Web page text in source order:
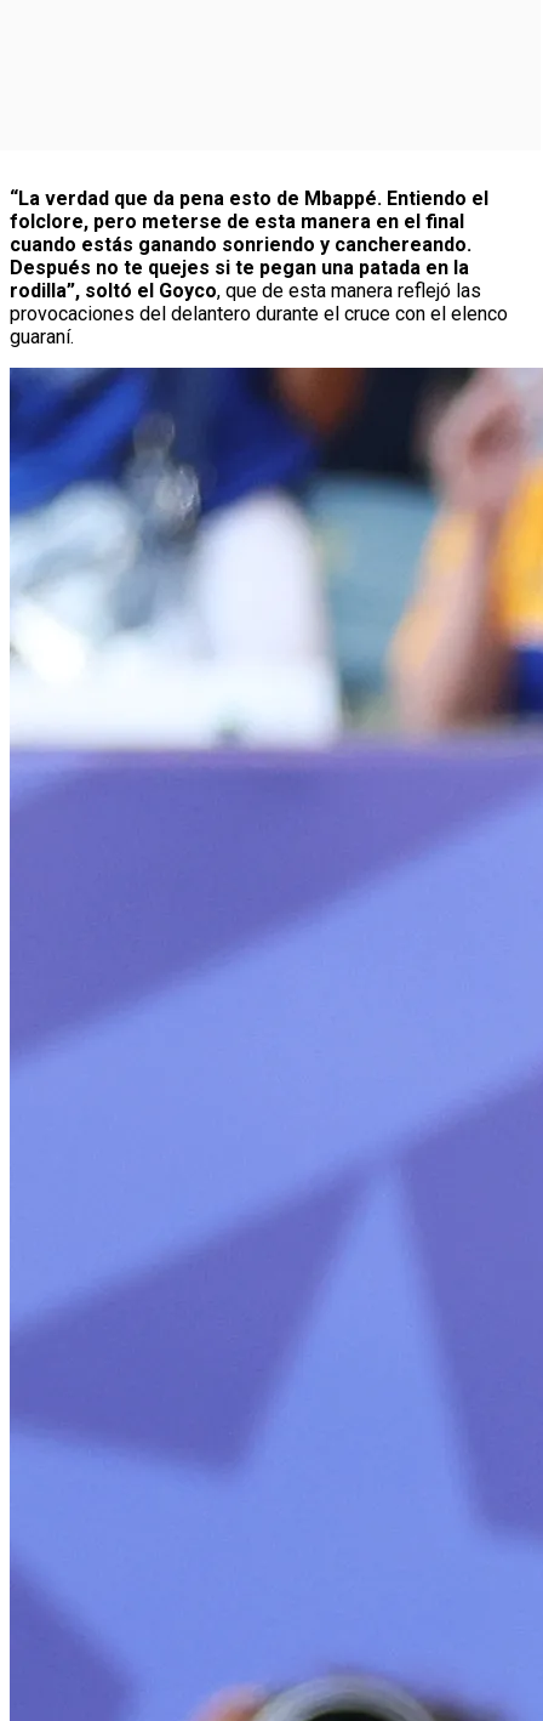
“La verdad que da pena esto de Mbappé. Entiendo el
folclore, pero meterse de esta manera en el final
cuando estás ganando sonriendo y canchereando.
Después no te quejes si te pegan una patada en la
rodilla”, soltó el Goyco, que de esta manera reflejó las
provocaciones del delantero durante el cruce con el elenco
guaraní.